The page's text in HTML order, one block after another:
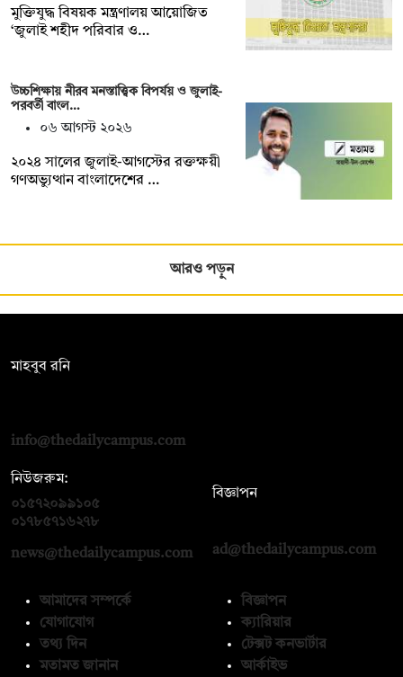
মুক্তিযুদ্ধ বিষয়ক মন্ত্রণালয় আয়োজিত
‘জুলাই শহীদ পরিবার ও…
উচ্চশিক্ষায় নীরব মনস্তাত্ত্বিক বিপর্যয় ও জুলাই-
পরবর্তী বাংল…
০৬ আগস্ট ২০২৬
২০২৪ সালের জুলাই-আগস্টের রক্তক্ষয়ী
গণঅভ্যুত্থান বাংলাদেশের …
আরও পড়ুন
মাহবুব রনি
info@thedailycampus.com
নিউজরুম:
০১৫৭২০৯৯১০৫
০১৭৮৫৭১৬২৭৮
news@thedailycampus.com
বিজ্ঞাপন
ad@thedailycampus.com
আমাদের সম্পর্কে
যোগাযোগ
তথ্য দিন
মতামত জানান
বিজ্ঞাপন
ক্যারিয়ার
টেক্সট কনভার্টার
আর্কাইভ